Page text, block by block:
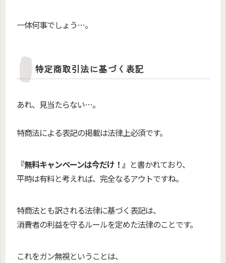
一体何事でしょう…。
特定商取引法に基づく表記
あれ、見当たらない…。
特商法による表記の掲載は法律上必須です。
『無料キャンペーンは今だけ！』 と書かれており、
平時は有料と考えれば、完全なるアウトですね。
特商法とも訳される法律に基づく表記は、
消費者の利益を守るルールを定めた法律のことです。
これをガン無視ということは、